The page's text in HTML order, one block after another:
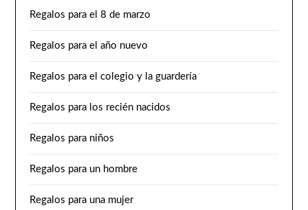
Regalos para el 8 de marzo
Regalos para el año nuevo
Regalos para el colegio y la guardería
Regalos para los recién nacidos
Regalos para niños
Regalos para un hombre
Regalos para una mujer